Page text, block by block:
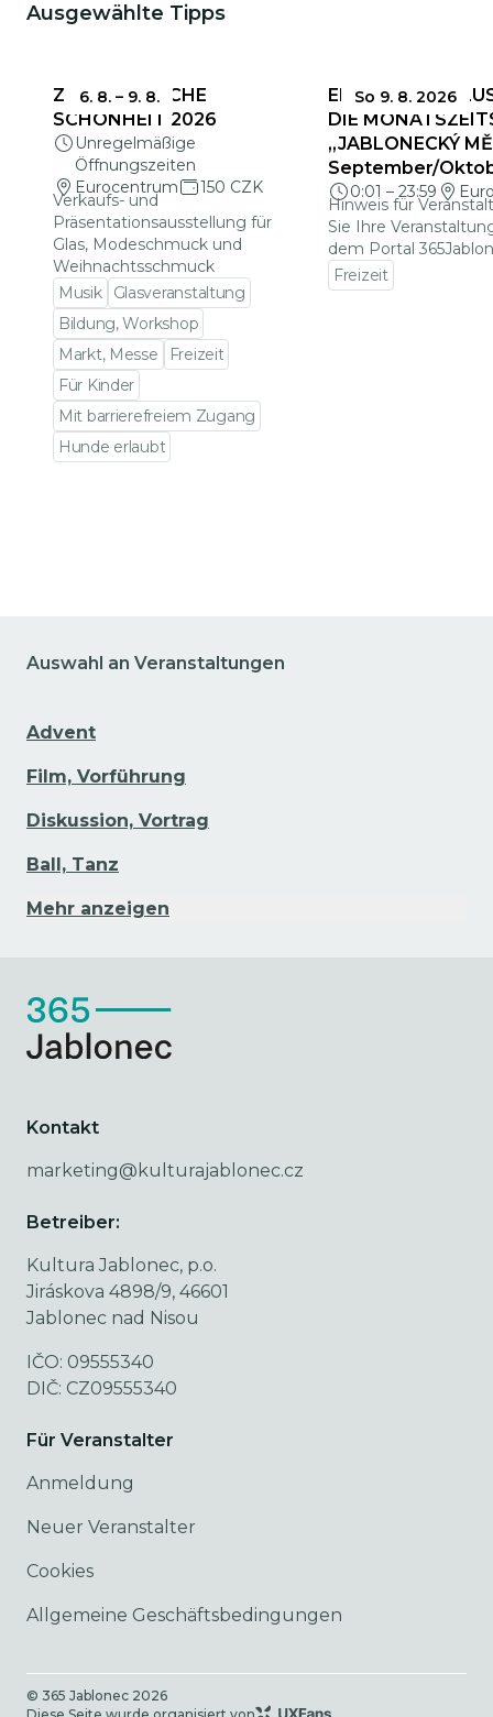
Ausgewählte Tipps
6. 8. – 9. 8.
ZERBRECHLICHE
SCHÖNHEIT 2026
Unregelmäßige
Öffnungszeiten
Eurocentrum
150 CZK
Verkaufs- und
Präsentationsausstellung für
Glas, Modeschmuck und
Weihnachtsschmuck
Musik
Glasveranstaltung
Bildung, Workshop
Markt, Messe
Freizeit
Für Kinder
Mit barrierefreiem Zugang
Hunde erlaubt
So 9. 8. 2026
DIE
„JABLONECKÝ
September/
0:01 – 23:59
Hinweis für
Sie Ihre
dem Portal
Freizeit
Auswahl an Veranstaltungen
Advent
Film, Vorführung
Diskussion, Vortrag
Ball, Tanz
Mehr anzeigen
Kontakt
marketing@kulturajablonec.cz
Betreiber:
Kultura Jablonec, p.o.
Jiráskova 4898/9, 46601
Jablonec nad Nisou
IČO: 09555340
DIČ: CZ09555340
Für Veranstalter
Anmeldung
Neuer Veranstalter
Cookies
Allgemeine Geschäftsbedingungen
© 365 Jablonec 2026